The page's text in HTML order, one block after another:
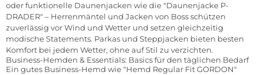
oder funktionelle Daunenjacken wie die "Daunenjacke P-
DRADER" – Herrenmäntel und Jacken von Boss schützen
zuverlässig vor Wind und Wetter und setzen gleichzeitig
modische Statements. Parkas und Steppjacken bieten besten
Komfort bei jedem Wetter, ohne auf Stil zu verzichten.
Business-Hemden & Essentials: Basics für den täglichen Bedarf
Ein gutes Business-Hemd wie "Hemd Regular Fit GORDON"